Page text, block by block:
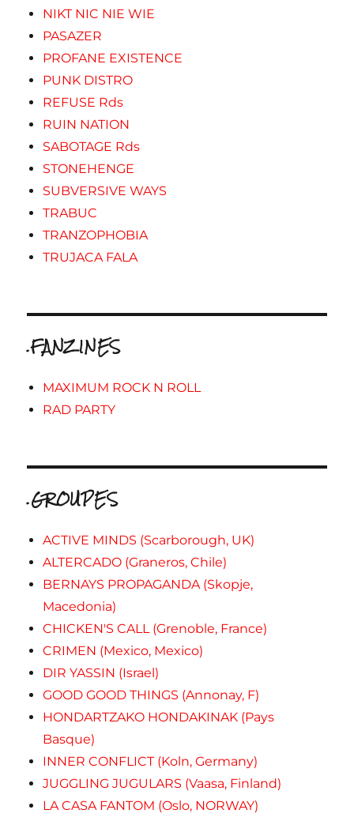
NIKT NIC NIE WIE
PASAZER
PROFANE EXISTENCE
PUNK DISTRO
REFUSE Rds
RUIN NATION
SABOTAGE Rds
STONEHENGE
SUBVERSIVE WAYS
TRABUC
TRANZOPHOBIA
TRUJACA FALA
.FANZINES
MAXIMUM ROCK N ROLL
RAD PARTY
.GROUPES
ACTIVE MINDS (Scarborough, UK)
ALTERCADO (Graneros, Chile)
BERNAYS PROPAGANDA (Skopje,
Macedonia)
CHICKEN'S CALL (Grenoble, France)
CRIMEN (Mexico, Mexico)
DIR YASSIN (Israel)
GOOD GOOD THINGS (Annonay, F)
HONDARTZAKO HONDAKINAK (Pays
Basque)
INNER CONFLICT (Koln, Germany)
JUGGLING JUGULARS (Vaasa, Finland)
LA CASA FANTOM (Oslo, NORWAY)